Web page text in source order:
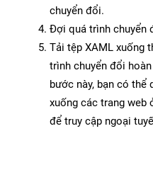
chuyển đổi.
Đợi quá trình chuyển
Tải tệp XAML xuống
trình chuyển đổi
bước này, bạn có thể
xuống các trang web
để truy cập ngoại